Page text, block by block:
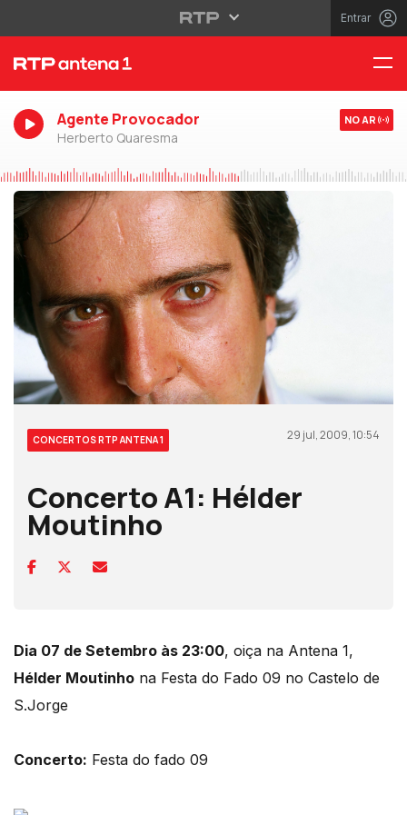
Entrar
Agente Provocador
Herberto Quaresma
NO AR
CONCERTOS RTP ANTENA 1 29 jul, 2009, 10:54
Concerto A1: Hélder
Moutinho
Dia 07 de Setembro às 23:00, oiça na Antena 1,
Hélder Moutinho na Festa do Fado 09 no Castelo de
S.Jorge
Concerto: Festa do fado 09